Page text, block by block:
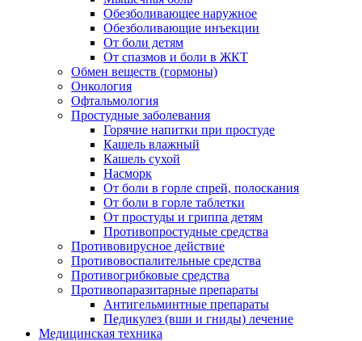
Обезболивающее наружное
Обезболивающие инъекции
От боли детям
От спазмов и боли в ЖКТ
Обмен веществ (гормоны)
Онкология
Офтальмология
Простудные заболевания
Горячие напитки при простуде
Кашель влажный
Кашель сухой
Насморк
От боли в горле спрей, полоскания
От боли в горле таблетки
От простуды и гриппа детям
Противопростудные средства
Противовирусное действие
Противовоспалительные средства
Противогрибковые средства
Противопаразитарные препараты
Антигельминтные препараты
Педикулез (вши и гниды) лечение
Медицинская техника